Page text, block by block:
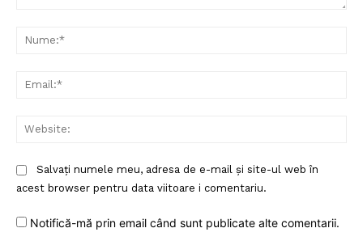
Salvați numele meu, adresa de e-mail și site-ul web în
acest browser pentru data viitoare i comentariu.
Notifică-mă prin email când sunt publicate alte comentarii.